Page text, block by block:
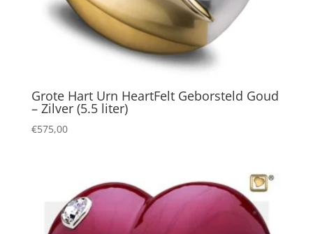
Grote Hart Urn HeartFelt Geborsteld Goud
– Zilver (5.5 liter)
€575,00